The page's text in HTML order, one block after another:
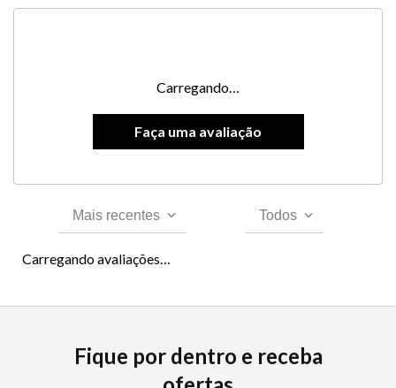
Carregando…
Mais recentes Todos
Carregando avaliações…
Fique por dentro e receba